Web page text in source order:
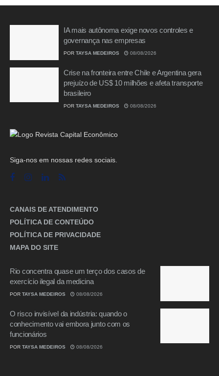
IA mais autônoma exige novos controles e
governança nas empresas
POR TAYSA MEDEIROS 08/08/2026
Crise na fronteira entre Chile e Argentina gera
prejuízo de US$ 10 milhões e afeta transporte
brasileiro
POR TAYSA MEDEIROS 08/08/2026
Siga-nos em nossas redes sociais.
CANAIS DE ATENDIMENTO
POLÍTICA DE CONTEÚDO
POLÍTICA DE PRIVACIDADE
MAPA DO SITE
Rio concentra quase um terço dos casos de
exercício ilegal da medicina
POR TAYSA MEDEIROS 08/08/2026
O risco invisível da indústria: quando o
conhecimento vai embora junto com os
funcionários
POR TAYSA MEDEIROS 08/08/2026